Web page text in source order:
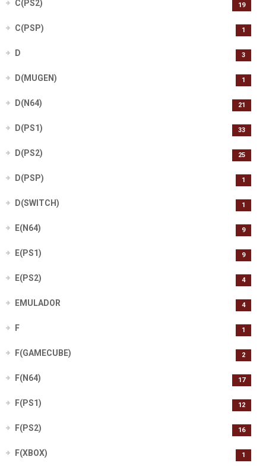
C(PS2) 19
C(PSP) 1
D 3
D(MUGEN) 1
D(N64) 21
D(PS1) 33
D(PS2) 25
D(PSP) 1
D(SWITCH) 1
E(N64) 9
E(PS1) 9
E(PS2) 4
EMULADOR 4
F 1
F(GAMECUBE) 2
F(N64) 17
F(PS1) 12
F(PS2) 16
F(XBOX) 1